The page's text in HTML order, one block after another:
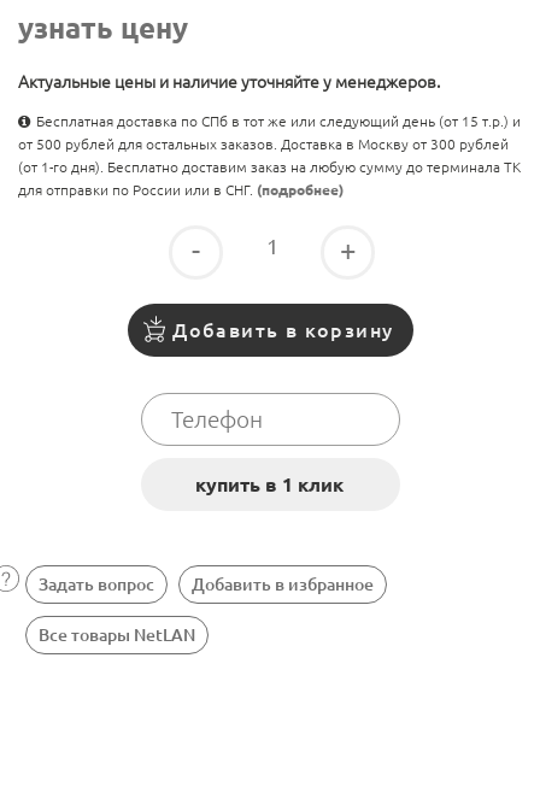
узнать цену
Актуальные цены и наличие уточняйте у менеджеров.
Бесплатная доставка по СПб в тот же или следующий день (от 15 т.р.) и
от 500 рублей для остальных заказов. Доставка в Москву от 300 рублей
(от 1-го дня). Бесплатно доставим заказ на любую сумму до терминала ТК
для отправки по России или в СНГ. (подробнее)
- +
Добавить в корзину
Задать вопрос Добавить в избранное
Все товары NetLAN